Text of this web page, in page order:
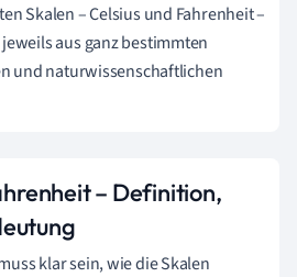
Skalen – Celsius und Fahrenheit –
aus ganz bestimmten
und naturwissenschaftlichen
– Definition,
klar sein, wie die Skalen